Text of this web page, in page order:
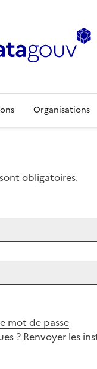
Organisations
obligatoires.
mot de passe
? Renvoyer les